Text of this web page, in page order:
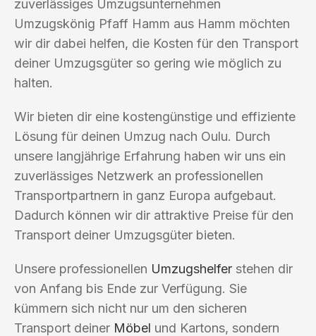
zuverlässiges Umzugsunternehmen
Umzugskönig Pfaff Hamm aus Hamm möchten
wir dir dabei helfen, die Kosten für den Transport
deiner Umzugsgüter so gering wie möglich zu
halten.
Wir bieten dir eine kostengünstige und effiziente
Lösung für deinen Umzug nach Oulu. Durch
unsere langjährige Erfahrung haben wir uns ein
zuverlässiges Netzwerk an professionellen
Transportpartnern in ganz Europa aufgebaut.
Dadurch können wir dir attraktive Preise für den
Transport deiner Umzugsgüter bieten.
Unsere professionellen Umzugshelfer stehen dir
von Anfang bis Ende zur Verfügung. Sie
kümmern sich nicht nur um den sicheren
Transport deiner Möbel und Kartons, sondern